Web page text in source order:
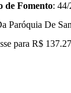
Fomento:
Paróquia De
para R$